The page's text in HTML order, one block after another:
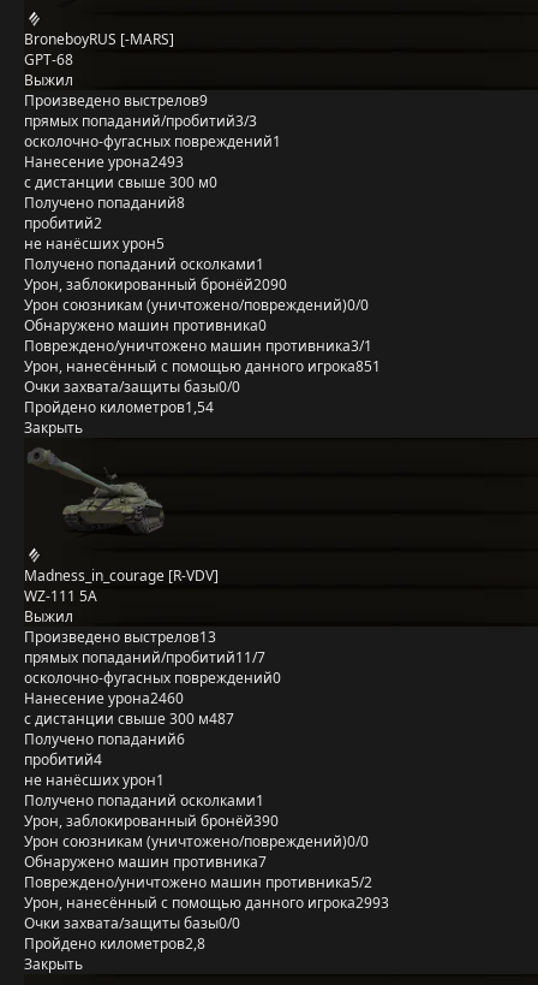
BroneboyRUS [-MARS]
GPT-68
Выжил
Произведено выстрелов9
прямых попаданий/пробитий3/3
осколочно-фугасных повреждений1
Нанесение урона2493
с дистанции свыше 300 м0
Получено попаданий8
пробитий2
не нанёсших урон5
Получено попаданий осколками1
Урон, заблокированный бронёй2090
Урон союзникам (уничтожено/повреждений)0/0
Обнаружено машин противника0
Повреждено/уничтожено машин противника3/1
Урон, нанесённый с помощью данного игрока851
Очки захвата/защиты базы0/0
Пройдено километров1,54
Закрыть
Madness_in_courage [R-VDV]
WZ-111 5A
Выжил
Произведено выстрелов13
прямых попаданий/пробитий11/7
осколочно-фугасных повреждений0
Нанесение урона2460
с дистанции свыше 300 м487
Получено попаданий6
пробитий4
не нанёсших урон1
Получено попаданий осколками1
Урон, заблокированный бронёй390
Урон союзникам (уничтожено/повреждений)0/0
Обнаружено машин противника7
Повреждено/уничтожено машин противника5/2
Урон, нанесённый с помощью данного игрока2993
Очки захвата/защиты базы0/0
Пройдено километров2,8
Закрыть